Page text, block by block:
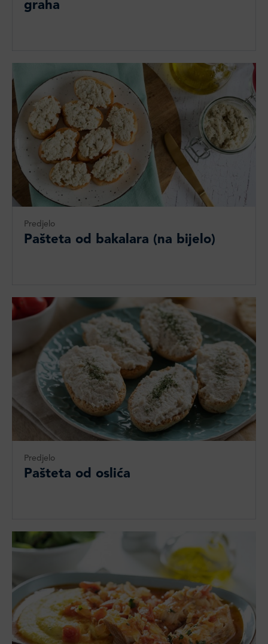
graha
Predjelo
Pašteta od bakalara (na bijelo)
Predjelo
Pašteta od oslića